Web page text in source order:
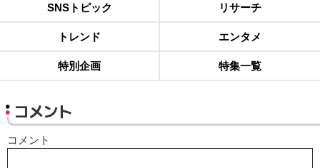
SNSトピック リサーチ
トレンド エンタメ
特別企画 特集一覧
コメント
コメント